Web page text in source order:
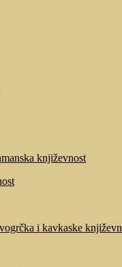
književnost
i kavkaske